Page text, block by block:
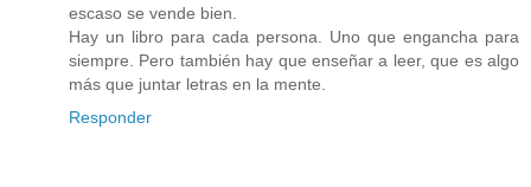
escaso se vende bien.
Hay un libro para cada persona. Uno que engancha para
siempre. Pero también hay que enseñar a leer, que es algo
más que juntar letras en la mente.
Responder